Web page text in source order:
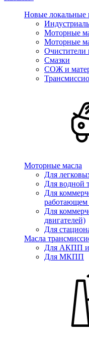
Новые локальные
Моторные
Моторные
Очистители
Смазки
СОЖ и
Моторные масла
Для
Для водной
Для
работающем
Для
двигателей)
Для
Масла
Для АКПП
Для МКПП